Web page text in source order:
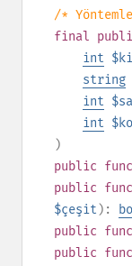
/*
final
int
string
int
int
)
public
public
$çeşit ):
public
public